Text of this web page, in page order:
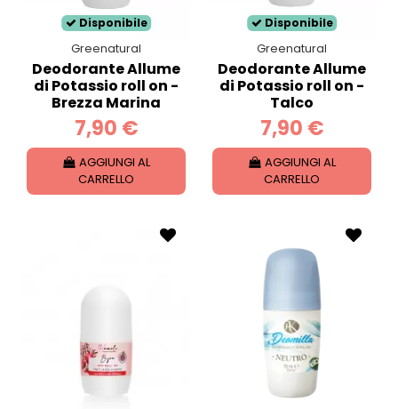
Disponibile
Greenatural
Deodorante Allume
di Potassio roll on -
Brezza Marina
7,90 €
AGGIUNGI AL
CARRELLO
Disponibile
Greenatural
Deodorante Allume
di Potassio roll on -
Talco
7,90 €
AGGIUNGI AL
CARRELLO